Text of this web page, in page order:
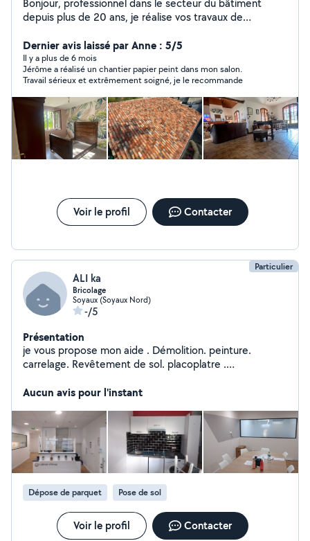
Bonjour, professionnel dans le secteur du bâtiment
depuis plus de 20 ans, je réalise vos travaux de
également pour vos travaux de couverture. Intervention
rapide et soignée.
Dernier avis laissé par Anne : 5/5
Il y a plus de 6 mois
Jérôme a réalisé un chantier papier peint dans mon salon.
Travail sérieux et extrêmement soigné, je le recommande
Voir le profil Contacter
Particulier
ALI ka
Bricolage
Soyaux (Soyaux Nord)
-/5
Présentation
je vous propose mon aide . Démolition. peinture.
carrelage. Revêtement de sol. placoplatre .
2D ET EN 3D pour vos projets (maison .usine .machine).
Aucun avis pour l'instant
Dépose de parquet Pose de sol
Voir le profil Contacter